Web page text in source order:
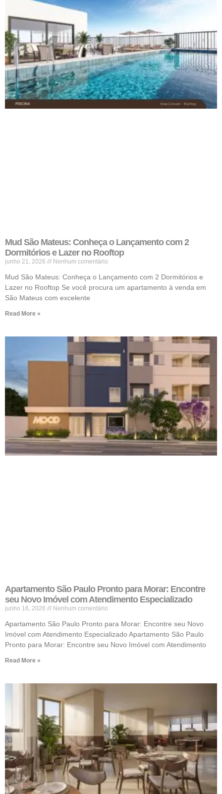
Mud São Mateus: Conheça o Lançamento com 2
Dormitórios e Lazer no Rooftop
junho 21, 2026 Nenhum comentário
Mud São Mateus: Conheça o Lançamento com 2 Dormitórios e
Lazer no Rooftop Se você procura um apartamento à venda em
São Mateus com excelente
Read More »
Apartamento São Paulo Pronto para Morar: Encontre
seu Novo Imóvel com Atendimento Especializado
junho 16, 2026 Nenhum comentário
Apartamento São Paulo Pronto para Morar: Encontre seu Novo
Imóvel com Atendimento Especializado Apartamento São Paulo
Pronto para Morar: Encontre seu Novo Imóvel com Atendimento
Read More »